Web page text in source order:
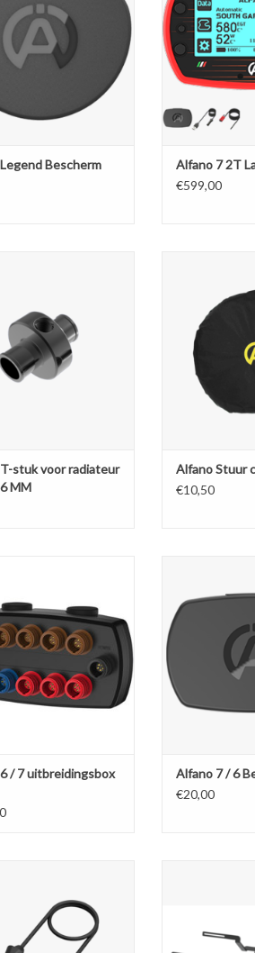
Bescherm
Alfano 7 2T
€599,00
stuk voor radiateur
MM
TOEVOEGEN
Alfano Stuur
€10,50
/ 7 uitbreidingsbox
TOEVOEGEN
Alfano 7 / 6
€20,00
AAN WINKELWAGEN